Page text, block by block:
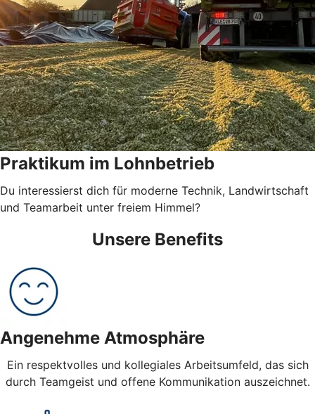
Praktikum im Lohnbetrieb
Du interessierst dich für moderne Technik, Landwirtschaft
und Teamarbeit unter freiem Himmel?
Unsere Benefits
Angenehme Atmosphäre
Ein respektvolles und kollegiales Arbeitsumfeld, das sich
durch Teamgeist und offene Kommunikation auszeichnet.